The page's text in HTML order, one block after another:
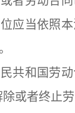
应当依照
和国劳动
或者终止